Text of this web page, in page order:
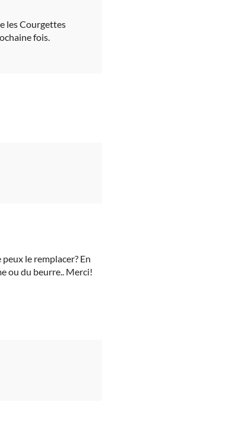
les Courgettes
fois.
le remplacer? En
ou du beurre.. Merci!